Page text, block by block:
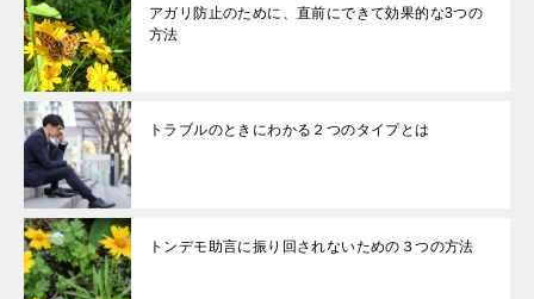
アガリ防止のために、直前にできて効果的な3つの
方法
トラブルのときにわかる２つのタイプとは
トンデモ助言に振り回されないための３つの方法